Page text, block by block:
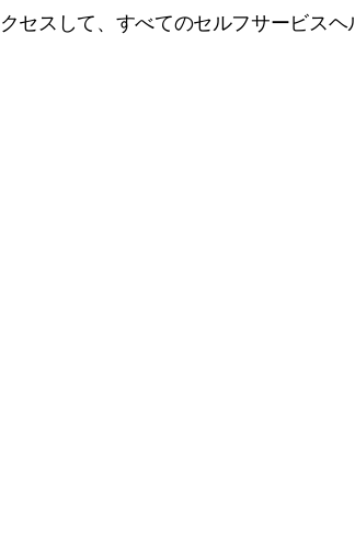
セスして、すべてのセルフサービス